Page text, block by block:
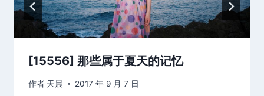
[15556] 那些属于夏天的记忆
作者 天晨 2017 年 9 月 7 日